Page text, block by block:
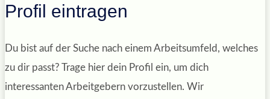
Profil eintragen
Du bist auf der Suche nach einem Arbeitsumfeld, welches
zu dir passt? Trage hier dein Profil ein, um dich
interessanten Arbeitgebern vorzustellen. Wir